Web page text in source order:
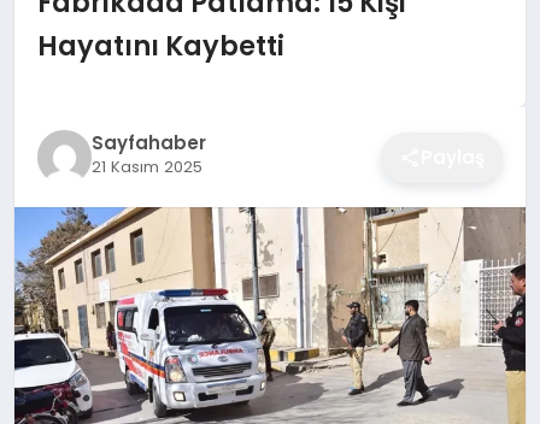
EKONOMI
SAĞLIK
SPOR
Hayatını Kaybetti
Sayfahaber
21 Kasım 2025